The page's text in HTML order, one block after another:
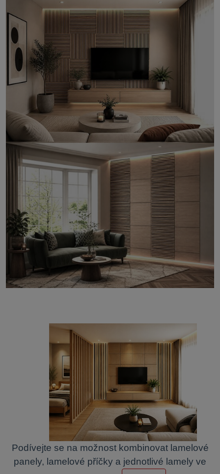
Podívejte se na možnost kombinovat lamelové
panely, lamelové příčky a jednotlivé lamely ve